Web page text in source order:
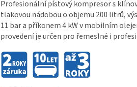
Profesionální pístový kompresor s
tlakovou nádobou o objemu 200 litrů,
11 bar a příkonem 4 kW v mobilním
provedení je určen pro řemeslné i